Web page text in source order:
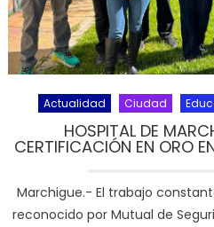
Actualidad Ciudad
HOSPITAL DE
CERTIFICACIÓN EN ORO
Marchigue.- El trabajo
reconocido por Mutual de